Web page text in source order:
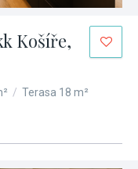
Košíře,
/ Terasa 18 m²